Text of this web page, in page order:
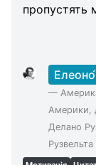
пропустять
—
Америки,
Делано
Рузвельта